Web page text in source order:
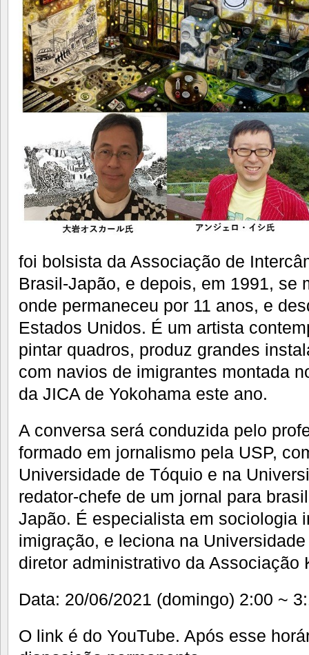
foi bolsista da Associação de
Brasil-Japão, e depois, em 1991, se
onde permaneceu por 11 anos, e
Estados Unidos. É um artista
pintar quadros, produz grandes
com navios de imigrantes montada
da JICA de Yokohama este ano.
A conversa será conduzida pelo
formado em jornalismo pela USP,
Universidade de Tóquio e na
redator-chefe de um jornal para
Japão. É especialista em sociologia
imigração, e leciona na
diretor administrativo da Associação
Data: 20/06/2021 (domingo) 2:00 ~
O link é do YouTube. Após esse